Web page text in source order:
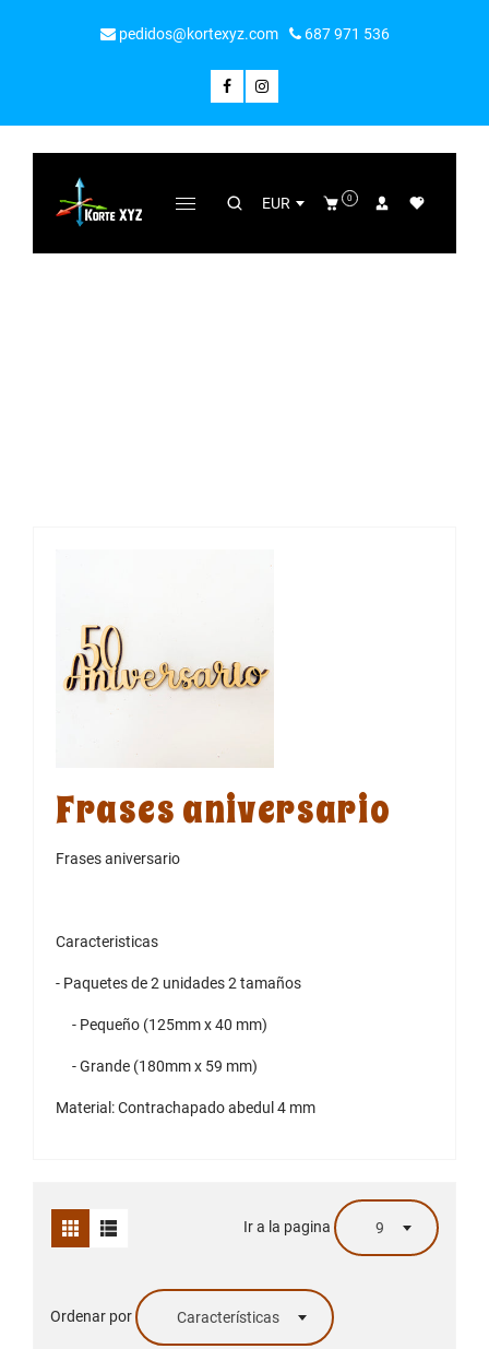
pedidos@kortexyz.com 687 971 536
EUR 0
Frases aniversario
Frases aniversario
Caracteristicas
- Paquetes de 2 unidades 2 tamaños
- Pequeño (125mm x 40 mm)
- Grande (180mm x 59 mm)
Material: Contrachapado abedul 4 mm
Ir a la pagina 9
Ordenar por Características